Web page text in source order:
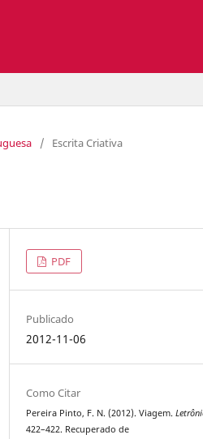
/ Escrita Criativa
PDF
Publicado
2012-11-06
Como Citar
Pereira Pinto, F. N. (2012). Viagem.
422–422. Recuperado de